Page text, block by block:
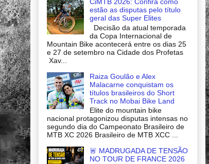
estão as disputas pelo título
geral das Super Elites
Decisão da atual temporada
da Copa Internacional de
Mountain Bike acontecerá entre os dias 25
e 27 de setembro na Cidade dos Profetas
Xav...
Raiza Goulão e Alex
Malacarne conquistam os
títulos brasileiros do Short
Track no Mobai Bike Land
Elite do mountain bike
nacional protagonizou disputas intensas no
segundo dia do Campeonato Brasileiro de
MTB XC 2026 Brasileiro de MTB XCC ...
🚨 MADRUGADA DE TENSÃO
NO TOUR DE FRANCE 2026